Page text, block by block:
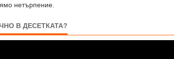
нетърпение.
В ДЕСЕТКАТА?